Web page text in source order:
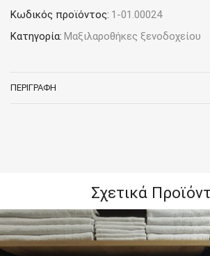
Κωδικός προϊόντος: 1-01.00024
Κατηγορία: Μαξιλαροθήκες ξενοδοχείου
ΠΕΡΙΓΡΑΦΉ
Σχετικά